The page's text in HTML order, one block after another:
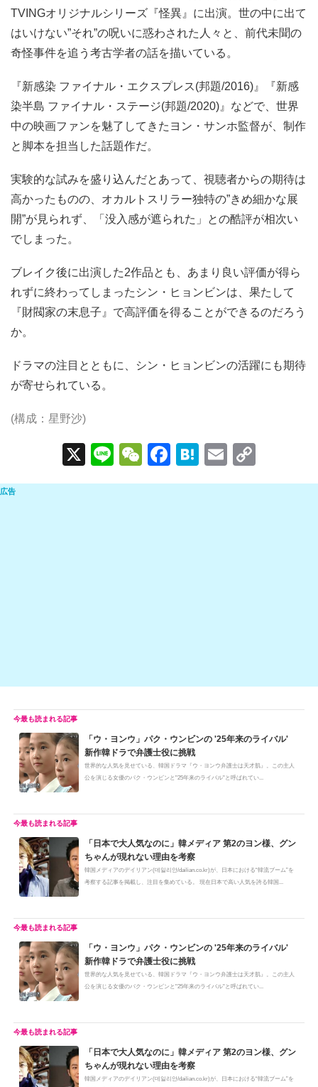
TVINGオリジナルシリーズ『怪異』に出演。世の中に出て
はいけない”それ”の呪いに惑わされた人々と、前代未聞の
奇怪事件を追う考古学者の話を描いている。
『新感染 ファイナル・エクスプレス(邦題/2016)』『新感
染半島 ファイナル・ステージ(邦題/2020)』などで、世界
中の映画ファンを魅了してきたヨン・サンホ監督が、制作
と脚本を担当した話題作だ。
実験的な試みを盛り込んだとあって、視聴者からの期待は
高かったものの、オカルトスリラー独特の”きめ細かな展
開”が見られず、「没入感が遮られた」との酷評が相次い
でしまった。
ブレイク後に出演した2作品とも、あまり良い評価が得ら
れずに終わってしまったシン・ヒョンビンは、果たして
『財閥家の末息子』で高評価を得ることができるのだろう
か。
ドラマの注目とともに、シン・ヒョンビンの活躍にも期待
が寄せられている。
(構成：星野沙)
X
Li
n
W
e
F
a
H
at
E
m o
「ウ・ヨンウ」パク・ウンビンの '25年来のライバル'
新作韓ドラで弁護士役に挑戦
世界的な人気を見せている、韓国ドラマ『ウ・ヨンウ弁護士は天才肌』。この主人
公を演じる女優のパク・ウンビンと"25年来のライバル"と呼ばれてい...
「日本で大人気なのに」韓メディア 第2のヨン様、グン
ちゃんが現れない理由を考察
韓国メディアのデイリアン(데일리안/dailian.co.kr)が、日本における“韓流ブーム”を
考察する記事を掲載し、注目を集めている。 現在日本で高い人気を誇る韓国...
「ウ・ヨンウ」パク・ウンビンの '25年来のライバル'
新作韓ドラで弁護士役に挑戦
世界的な人気を見せている、韓国ドラマ『ウ・ヨンウ弁護士は天才肌』。この主人
公を演じる女優のパク・ウンビンと"25年来のライバル"と呼ばれてい...
「日本で大人気なのに」韓メディア 第2のヨン様、グン
ちゃんが現れない理由を考察
韓国メディアのデイリアン(데일리안/dailian.co.kr)が、日本における“韓流ブーム”を